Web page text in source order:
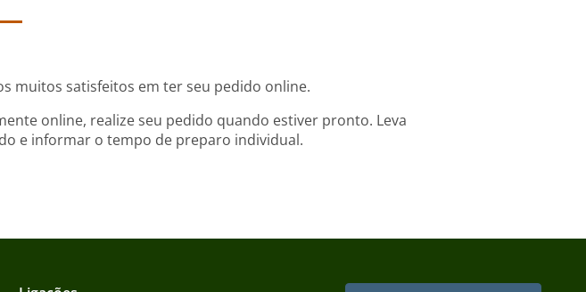
muitos satisfeitos em ter seu pedido online.
online, realize seu pedido quando estiver pronto. Leva
e informar o tempo de preparo individual.